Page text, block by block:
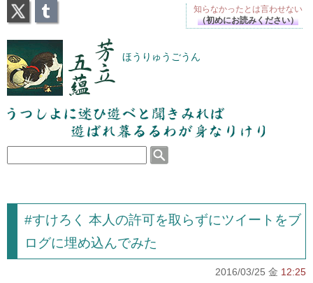
芳立五蘊 ほうりゅうごうん
うつしよに迷ひ遊べと聞きみれば遊ばれ暮るるわが
身なりけり
#すけろく 本人の許可を取らずにツイートをブ
ログに埋め込んでみた
2016/03/25 金 12:25
知らなかったとは言わせない
（初めにお読みください）
X Tumblr